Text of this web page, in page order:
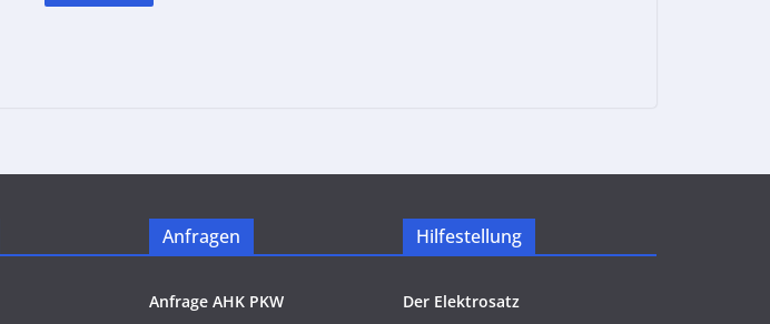
Anfragen
Anfrage AHK PKW
Hilfestellung
Der Elektrosatz